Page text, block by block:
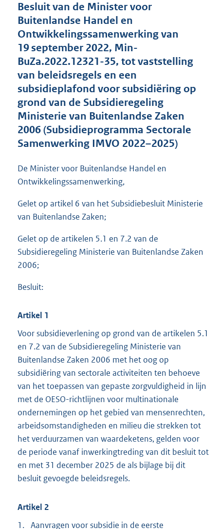
d
s
g
o
o
t
e
:
1
2
M
Besluit van de Minister voor
Buitenlandse Handel en
Ontwikkelingssamenwerking van
19 september 2022, Min-
BuZa.2022.12321-35, tot vaststelling
van beleidsregels en een
subsidieplafond voor subsidiëring op
grond van de Subsidieregeling
Ministerie van Buitenlandse Zaken
2006 (Subsidieprogramma Sectorale
Samenwerking IMVO 2022–2025)
De Minister voor Buitenlandse Handel en
Ontwikkelingssamenwerking,
Gelet op artikel 6 van het Subsidiebesluit Ministerie
van Buitenlandse Zaken;
Gelet op de artikelen 5.1 en 7.2 van de
Subsidieregeling Ministerie van Buitenlandse Zaken
2006;
Besluit:
Artikel 1
Voor subsidieverlening op grond van de artikelen 5.1
en 7.2 van de Subsidieregeling Ministerie van
Buitenlandse Zaken 2006 met het oog op
subsidiëring van sectorale activiteiten ten behoeve
van het toepassen van gepaste zorgvuldigheid in lijn
met de OESO-richtlijnen voor multinationale
ondernemingen op het gebied van mensenrechten,
arbeidsomstandigheden en milieu die strekken tot
het verduurzamen van waardeketens, gelden voor
de periode vanaf inwerkingtreding van dit besluit tot
en met 31 december 2025 de als bijlage bij dit
besluit gevoegde beleidsregels.
Artikel 2
1. Aanvragen voor subsidie in de eerste